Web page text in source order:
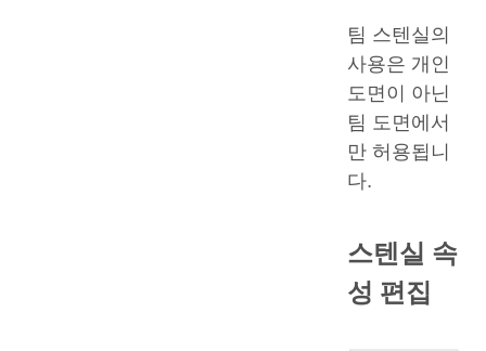
팀 스텐실의
사용은 개인
도면이 아닌
팀 도면에서
만 허용됩니
다.
스텐실 속
성 편집